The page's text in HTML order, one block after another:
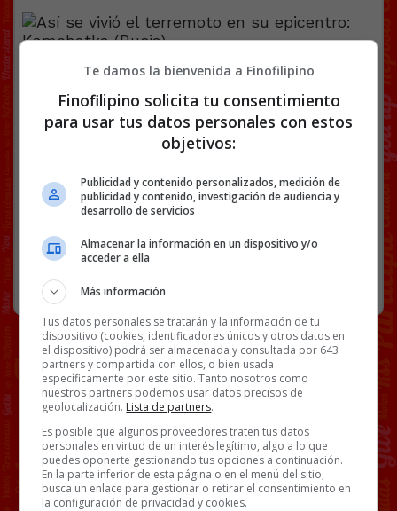
[Ver vídeo en X]
Facebook
Twitter
WhatsApp
Gmail
Copy
Link
RANDOM
Te damos la bienvenida a Finofilipino
Finofilipino solicita tu consentimiento
para usar tus datos personales con estos
objetivos:
Publicidad y contenido personalizados, medición de
publicidad y contenido, investigación de audiencia y
desarrollo de servicios
Almacenar la información en un dispositivo y/o
acceder a ella
Más información
Tus datos personales se tratarán y la información de tu
dispositivo (cookies, identificadores únicos y otros datos en
el dispositivo) podrá ser almacenada y consultada por 643
partners y compartida con ellos, o bien usada
específicamente por este sitio. Tanto nosotros como
nuestros partners podemos usar datos precisos de
geolocalización. Lista de partners.
Es posible que algunos proveedores traten tus datos
personales en virtud de un interés legítimo, algo a lo que
puedes oponerte gestionando tus opciones a continuación.
En la parte inferior de esta página o en el menú del sitio,
busca un enlace para gestionar o retirar el consentimiento en
la configuración de privacidad y cookies.